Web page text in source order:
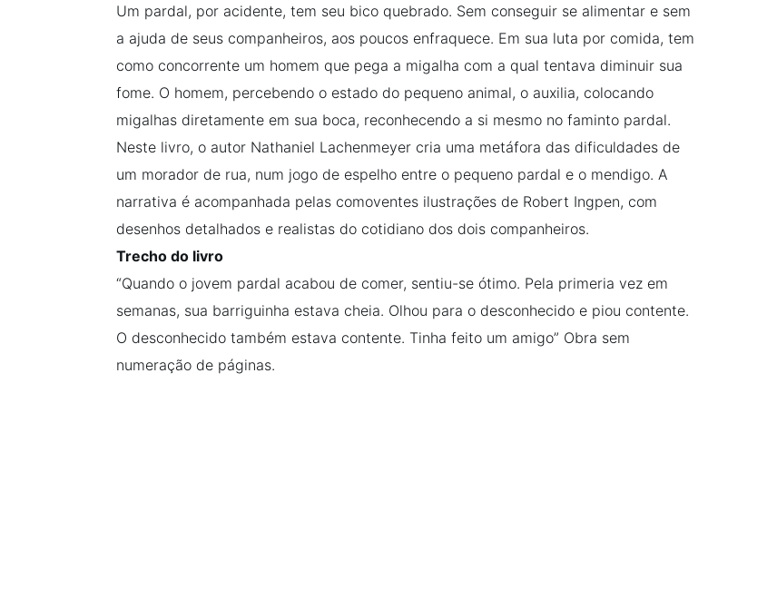
Um pardal, por acidente, tem seu bico quebrado. Sem conseguir se alimentar e sem
a ajuda de seus companheiros, aos poucos enfraquece. Em sua luta por comida, tem
como concorrente um homem que pega a migalha com a qual tentava diminuir sua
fome. O homem, percebendo o estado do pequeno animal, o auxilia, colocando
migalhas diretamente em sua boca, reconhecendo a si mesmo no faminto pardal.
Neste livro, o autor Nathaniel Lachenmeyer cria uma metáfora das dificuldades de
um morador de rua, num jogo de espelho entre o pequeno pardal e o mendigo. A
narrativa é acompanhada pelas comoventes ilustrações de Robert Ingpen, com
desenhos detalhados e realistas do cotidiano dos dois companheiros.
Trecho do livro
“Quando o jovem pardal acabou de comer, sentiu-se ótimo. Pela primeria vez em
semanas, sua barriguinha estava cheia. Olhou para o desconhecido e piou contente.
O desconhecido também estava contente. Tinha feito um amigo” Obra sem
numeração de páginas.